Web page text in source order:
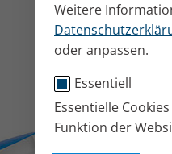
Weitere
oder anpassen.
Essentiell
Essentielle
Funktion der